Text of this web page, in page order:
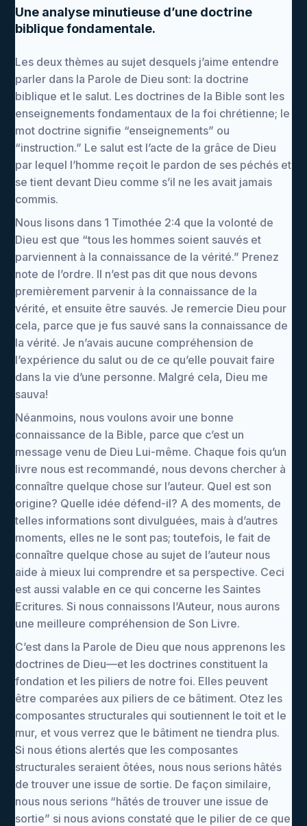
Une analyse minutieuse d’une doctrine
biblique fondamentale.
Les deux thèmes au sujet desquels j’aime entendre
parler dans la Parole de Dieu sont: la doctrine
biblique et le salut. Les doctrines de la Bible sont les
enseignements fondamentaux de la foi chrétienne; le
mot doctrine signifie “enseignements” ou
“instruction.” Le salut est l’acte de la grâce de Dieu
par lequel l’homme reçoit le pardon de ses péchés et
se tient devant Dieu comme s’il ne les avait jamais
commis.
Nous lisons dans 1 Timothée 2:4 que la volonté de
Dieu est que “tous les hommes soient sauvés et
parviennent à la connaissance de la vérité.” Prenez
note de l’ordre. Il n’est pas dit que nous devons
premièrement parvenir à la connaissance de la
vérité, et ensuite être sauvés. Je remercie Dieu pour
cela, parce que je fus sauvé sans la connaissance de
la vérité. Je n’avais aucune compréhension de
l’expérience du salut ou de ce qu’elle pouvait faire
dans la vie d’une personne. Malgré cela, Dieu me
sauva!
Néanmoins, nous voulons avoir une bonne
connaissance de la Bible, parce que c’est un
message venu de Dieu Lui-même. Chaque fois qu’un
livre nous est recommandé, nous devons chercher à
connaître quelque chose sur l’auteur. Quel est son
origine? Quelle idée défend-il? A des moments, de
telles informations sont divulguées, mais à d’autres
moments, elles ne le sont pas; toutefois, le fait de
connaître quelque chose au sujet de l’auteur nous
aide à mieux lui comprendre et sa perspective. Ceci
est aussi valable en ce qui concerne les Saintes
Ecritures. Si nous connaissons l’Auteur, nous aurons
une meilleure compréhension de Son Livre.
C’est dans la Parole de Dieu que nous apprenons les
doctrines de Dieu—et les doctrines constituent la
fondation et les piliers de notre foi. Elles peuvent
être comparées aux piliers de ce bâtiment. Otez les
composantes structurales qui soutiennent le toit et le
mur, et vous verrez que le bâtiment ne tiendra plus.
Si nous étions alertés que les composantes
structurales seraient ôtées, nous nous serions hâtés
de trouver une issue de sortie. De façon similaire,
nous nous serions “hâtés de trouver une issue de
sortie” si nous avions constaté que le pilier de ce que